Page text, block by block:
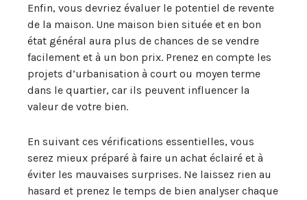
Enfin, vous devriez évaluer le potentiel de revente
de la maison. Une maison bien située et en bon
état général aura plus de chances de se vendre
facilement et à un bon prix. Prenez en compte les
projets d’urbanisation à court ou moyen terme
dans le quartier, car ils peuvent influencer la
valeur de votre bien.
En suivant ces vérifications essentielles, vous
serez mieux préparé à faire un achat éclairé et à
éviter les mauvaises surprises. Ne laissez rien au
hasard et prenez le temps de bien analyser chaque